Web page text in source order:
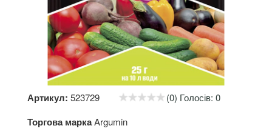
Артикул: 523729 (0) Голосів: 0
Торгова маркаArgumin